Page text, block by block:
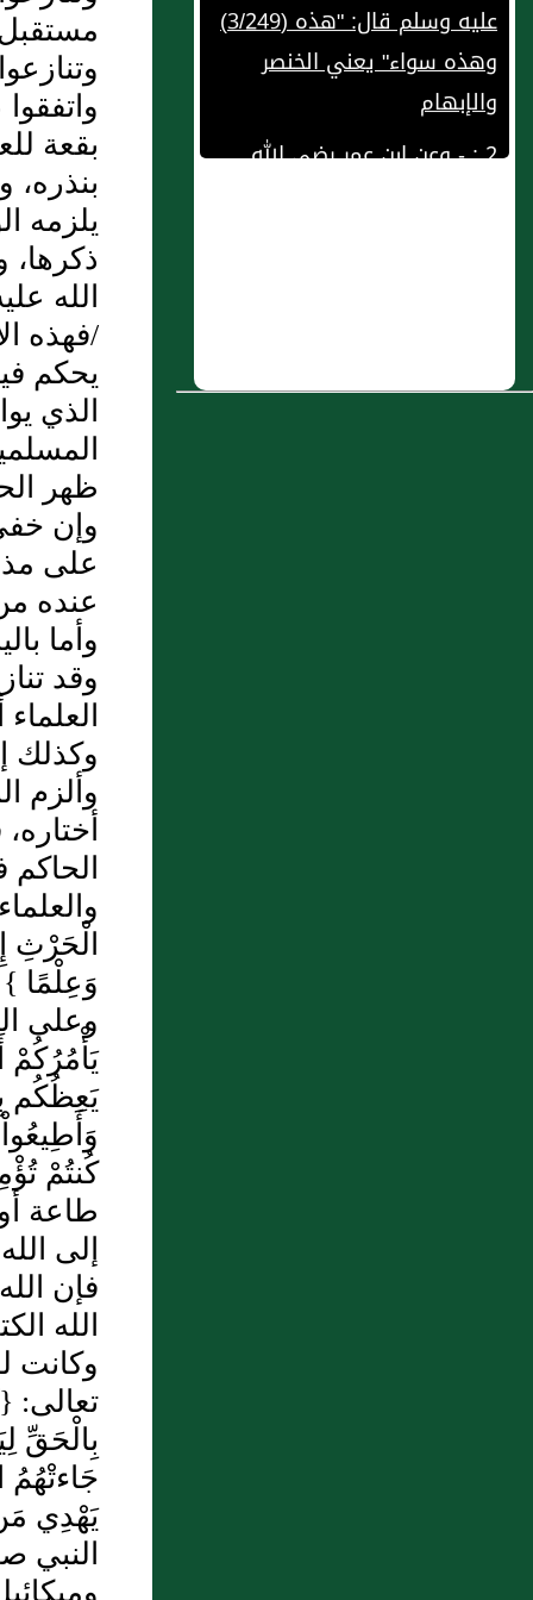
وهذه سواء" يعني الخنصر
والإبهام
2 : - وعن ابن عمر رضي الله
عنهما قال { : نهى رسول الله
بقعة
بنذره،
يلزمه
الله
/فهذه
يحكم
الذي
ظهر
وإن
على
عنده
وأما
وقد
وكذلك
وألزم
الحاكم
الْحَرْثِ
وَعِلْمًا ‏}‏
وعلى
يَأْمُرُكُمْ
يَعِظُكُم
طاعة
إلى
فإن
الله
وكانت
تعالى‏:‏
بِالْحَقِّ
جَاءتْهُمُ
النبي